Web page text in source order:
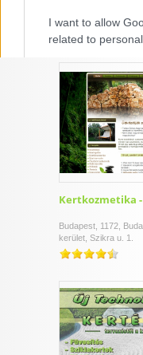
I want to allow
related to
I want to allow
related to
functionality and
user protection.
CONFIRM
Data Deletion
Szaknévsori tagok
Kertkozmetika
Budapest, 1172,
kerület, Szikra u. 1.